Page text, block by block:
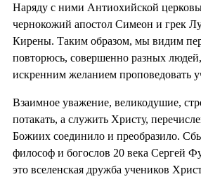
Наряду с ними Антиохийской
чернокожий апостол Симеон и грек
Кирены. Таким образом, мы видим
повторюсь, совершенно разных
искренним желанием проповедовать
Взаимное уважение, великодушие,
потакать, а служить Христу,
Божиих соединило и преобразило.
философ и богослов 20 века Сергей
это вселенская дружба учеников